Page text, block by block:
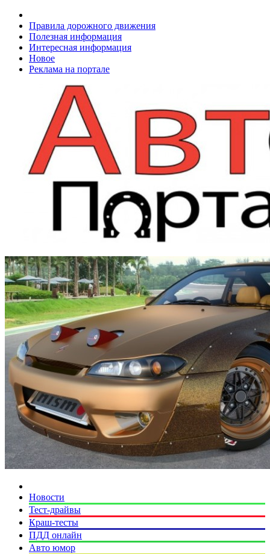
Правила дорожного движения
Полезная информация
Интересная информация
Новое
Реклама на портале
Новости
Тест-драйвы
Краш-тесты
ПДД онлайн
Авто юмор